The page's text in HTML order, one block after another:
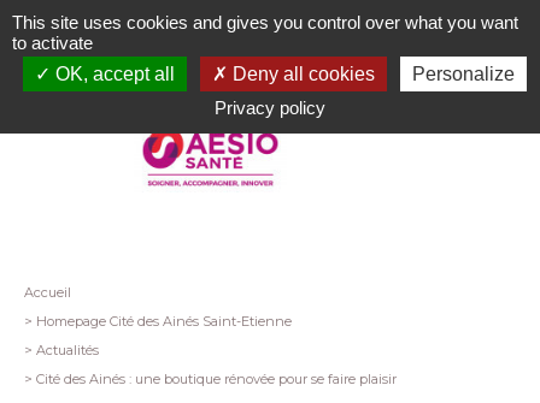
Aller
au
contenu
Fil
d'Ariane
Accueil
Homepage Cité des Ainés Saint-Etienne
Actualités
Cité des Ainés : une boutique rénovée pour se faire plaisir
This site uses cookies and gives you control over what you want
to activate
OK, accept all
Deny all cookies
Personalize
Privacy policy